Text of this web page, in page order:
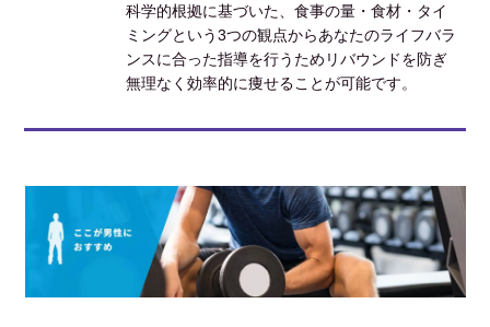
科学的根拠に基づいた、食事の量・食材・タイ
ミングという3つの観点からあなたのライフバラ
ンスに合った指導を行うためリバウンドを防ぎ
無理なく効率的に痩せることが可能です。